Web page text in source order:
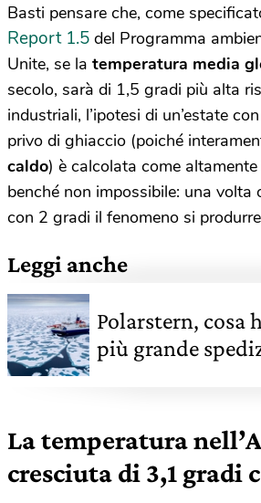
Basti pensare che, come
Report 1.5 del Programma
Unite, se la temperatura media
secolo, sarà di 1,5 gradi più alta
industriali, l’ipotesi di un’estate
privo di ghiaccio (poiché
caldo) è calcolata come
benché non impossibile: una volta
con 2 gradi il fenomeno si
Leggi anche
Polarstern, cosa
più grande
La temperatura
cresciuta di 3,1 gradi